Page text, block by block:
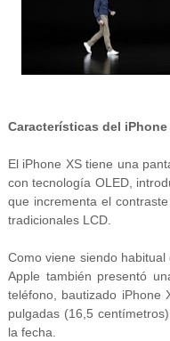
Características del iPhone
El iPhone XS tiene una
con tecnología OLED,
que incrementa el
tradicionales LCD.
Como viene siendo habitual
Apple también presentó
teléfono, bautizado iPhone
pulgadas (16,5
la fecha.